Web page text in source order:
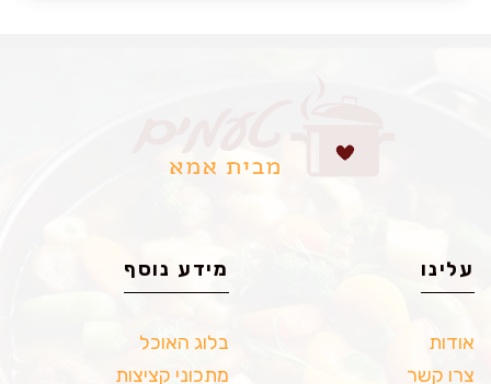
עלינו
אודות
צרו קשר
מידע נוסף
בלוג האוכל
מתכוני קציצות